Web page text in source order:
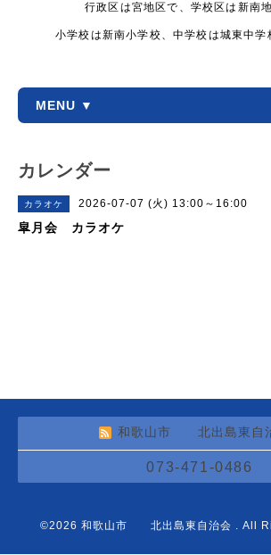
行政区は宮地区で、学校区は新南地
小学校は新南小学校、中学校は城東中学
MENU ▼
カレンダー
カラオケ 2026-07-07 (火) 13:00～16:00
皐月会 カラオケ
和歌山市 北出島東自
073-471-0486
©2026 和歌山市 北出島東自治会 . All